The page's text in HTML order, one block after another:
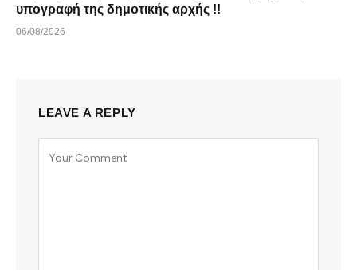
υπογραφή της δημοτικής αρχής !!
06/08/2026
LEAVE A REPLY